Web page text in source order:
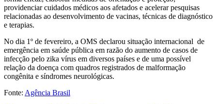
providenciar cuidados médicos aos afetados e acelerar pesquisas
relacionadas ao desenvolvimento de vacinas, técnicas de diagnóstico
e terapias.
No dia 1º de fevereiro, a OMS declarou situação internacional de
emergência em saúde pública em razão do aumento de casos de
infecção pelo zika vírus em diversos países e de uma possível
relação da doença com quadros registrados de malformação
congênita e síndromes neurológicas.
Fonte: Agência Brasil